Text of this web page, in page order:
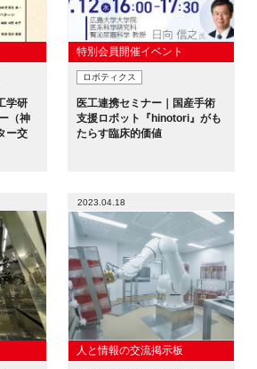
学研
（神
ー交
特別会員開催イベント
ロボティクス
医工連携セミナー｜国産手術
支援ロボット『hinotori』がも
たらす臨床的価値
2023.04.18
人と情報の交流掲示板